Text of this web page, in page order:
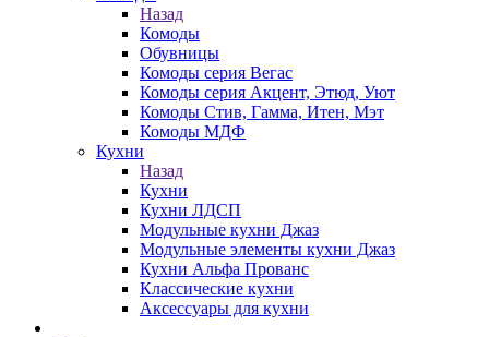
Назад
Комоды
Обувницы
Комоды серия Вегас
Комоды серия Акцент, Этюд, Уют
Комоды Стив, Гамма, Итен, Мэт
Комоды МДФ
Кухни
Назад
Кухни
Кухни ЛДСП
Модульные кухни Джаз
Модульные элементы кухни Джаз
Кухни Альфа Прованс
Классические кухни
Аксессуары для кухни